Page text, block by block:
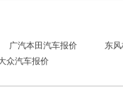
广汽本田汽车报价
东
众汽车报价